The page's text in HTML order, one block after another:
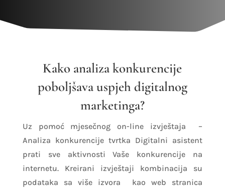
Kako analiza konkurencije
poboljšava uspjeh digitalnog
marketinga?
Uz pomoć mjesečnog on-line izvještaja –
Analiza konkurencije tvrtka Digitalni asistent
prati sve aktivnosti Vaše konkurencije na
internetu. Kreirani izvještaji kombinacija su
podataka sa više izvora kao web stranica